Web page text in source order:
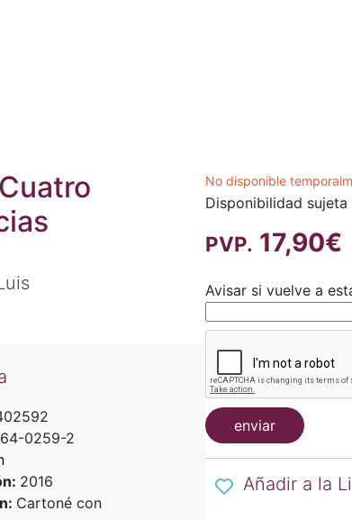
0259-2
2016
Cartoné con
No disponible
Disponibilidad
PVP. 17,90€
Avisar si vuelve a
enviar
Añadir a la